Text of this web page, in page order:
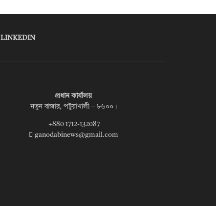
LINKEDIN
প্রধান কার্যালয়
নতুন বাজার, পটুয়াখালী – ৮৬০০।
+880 1712-132087
ganodabinews@gmail.com